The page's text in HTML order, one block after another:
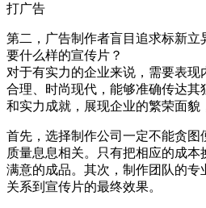
打广告
第二，广告制作者盲目追求标新
要什么样的宣传片？
对于有实力的企业来说，需要表
合理、时尚现代，能够准确传达其
和实力成就，展现企业的繁荣面貌
首先，选择制作公司一定不能贪图
质量息息相关。只有把相应的成
满意的成品。其次，制作团队的专
关系到宣传片的最终效果。